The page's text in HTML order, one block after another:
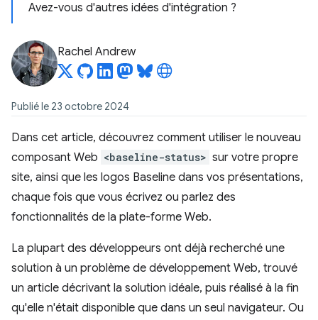
Avez-vous d'autres idées d'intégration ?
Rachel Andrew
Publié le 23 octobre 2024
Dans cet article, découvrez comment utiliser le nouveau
composant Web <baseline-status> sur votre propre
site, ainsi que les logos Baseline dans vos présentations,
chaque fois que vous écrivez ou parlez des
fonctionnalités de la plate-forme Web.
La plupart des développeurs ont déjà recherché une
solution à un problème de développement Web, trouvé
un article décrivant la solution idéale, puis réalisé à la fin
qu'elle n'était disponible que dans un seul navigateur. Ou